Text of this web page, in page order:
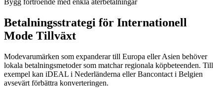
Bygg förtroende med enkla återbetalningar
Betalningsstrategi för Internationell
Mode Tillväxt
Modevarumärken som expanderar till Europa eller Asien behöver
lokala betalningsmetoder som matchar regionala köpbeteenden. Till
exempel kan iDEAL i Nederländerna eller Bancontact i Belgien
avsevärt förbättra konverteringen.